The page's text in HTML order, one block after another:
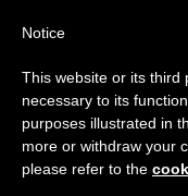
Aviso
Del 27 de julio
anual,
se generan menos
Notice
This website or its third
necessary to its
purposes illustrated in
more or withdraw your
please refer to the